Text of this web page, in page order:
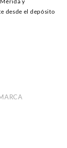
desde el depósito